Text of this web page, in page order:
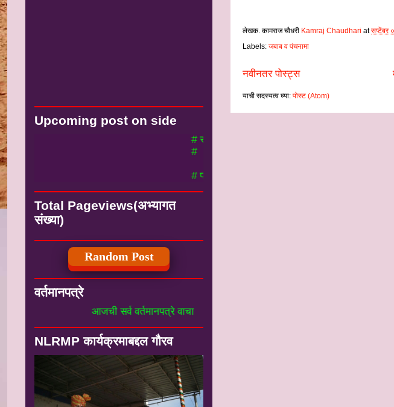
लेखक. कामराज चौधरी Kamraj Chaudhari atसप्टेंबर
Labels: जबाब व पंचनामा
नवीनतर पोस्ट्स
याची सदस्यत्व घ्या: पोस्ट (Atom)
Upcoming post on side
# सर्व निवडणुकी बाबत माहिती #
# पालकमंत्री पांदण रस्ता योजना बाबत माहीती
Total Pageviews(अभ्यागत
संख्या)
Random Post
वर्तमानपत्रे
आजची सर्व वर्तमानपत्रे वाचा
NLRMP कार्यक्रमाबद्दल गौरव